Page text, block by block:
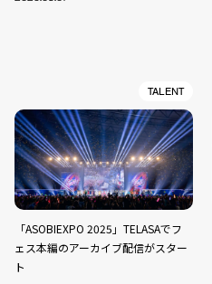
TALENT
「ASOBIEXPO 2025」TELASAでフ
ェス本編のアーカイブ配信がスター
ト